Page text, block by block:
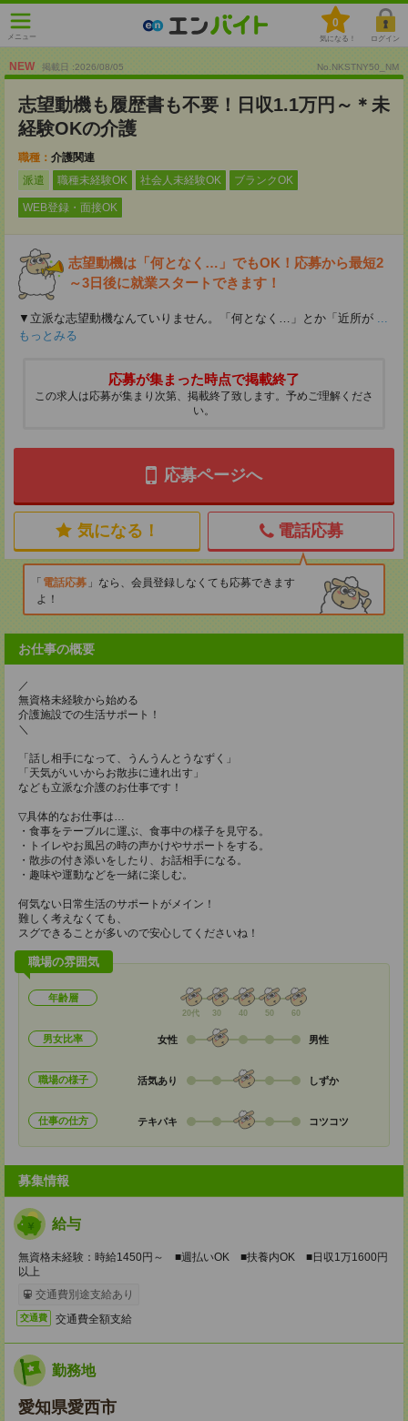
メニュー
0
気になる！ ログイン
NEW 掲載日 :2026/08/05 No.NKSTNY50_NM
志望動機も履歴書も不要！日収1.1万円～＊未
経験OKの介護
職種： 介護関連
派遣
職種未経験OK 社会人未経験OK ブランクOK
WEB登録・面接OK
志望動機は「何となく…」でもOK！応募から最短2
～3日後に就業スタートできます！
▼立派な志望動機なんていりません。「何となく…」とか「近所が ...
もっとみる
応募が集まった時点で掲載終了
この求人は応募が集まり次第、掲載終了致します。予めご理解くださ
い。
応募ページへ
気になる！ 電話応募
電話応募
なら、会員登録しなくても応募できます
よ！
お仕事の概要
／
無資格未経験から始める
介護施設での生活サポート！
＼
「話し相手になって、うんうんとうなずく」
「天気がいいからお散歩に連れ出す」
なども立派な介護のお仕事です！
▽具体的なお仕事は…
・食事をテーブルに運ぶ、食事中の様子を見守る。
・トイレやお風呂の時の声かけやサポートをする。
・散歩の付き添いをしたり、お話相手になる。
・趣味や運動などを一緒に楽しむ。
何気ない日常生活のサポートがメイン！
難しく考えなくても、
スグできることが多いので安心してくださいね！
職場の雰囲気
年齢層
20代 30 40 50 60
男女比率 女性 男性
職場の様子 活気あり しずか
仕事の仕方 テキパキ コツコツ
募集情報
給与
無資格未経験：時給1450円～ ■週払いOK ■扶養内OK ■日収1万1600円
以上
交通費別途支給あり
交通費 交通費全額支給
勤務地
愛知県愛西市